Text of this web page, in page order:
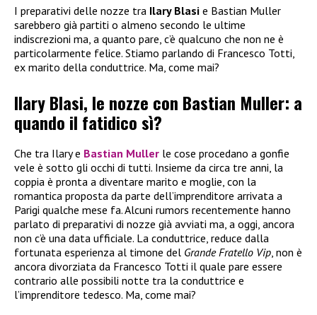
I preparativi delle nozze tra Ilary Blasi e Bastian Muller
sarebbero già partiti o almeno secondo le ultime
indiscrezioni ma, a quanto pare, c’è qualcuno che non ne è
particolarmente felice. Stiamo parlando di Francesco Totti,
ex marito della conduttrice. Ma, come mai?
Ilary Blasi, le nozze con Bastian Muller: a
quando il fatidico sì?
Che tra Ilary e Bastian Muller le cose procedano a gonfie
vele è sotto gli occhi di tutti. Insieme da circa tre anni, la
coppia è pronta a diventare marito e moglie, con la
romantica proposta da parte dell’imprenditore arrivata a
Parigi qualche mese fa. Alcuni rumors recentemente hanno
parlato di preparativi di nozze già avviati ma, a oggi, ancora
non c’è una data ufficiale. La conduttrice, reduce dalla
fortunata esperienza al timone del Grande Fratello Vip, non è
ancora divorziata da Francesco Totti il quale pare essere
contrario alle possibili notte tra la conduttrice e
l’imprenditore tedesco. Ma, come mai?